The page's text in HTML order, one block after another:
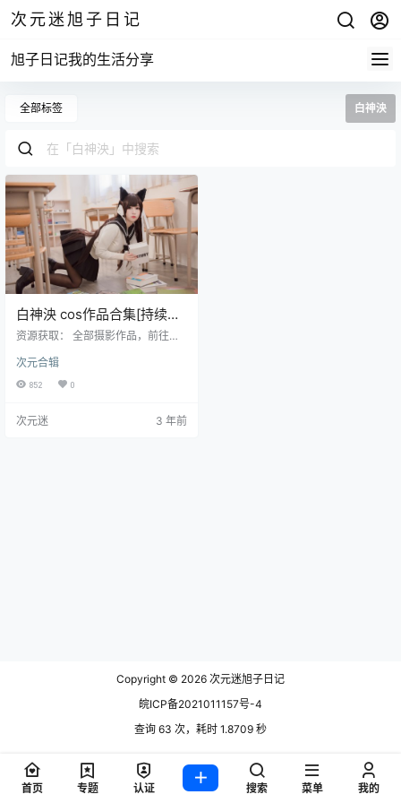
次元迷旭子日记
旭子日记我的生活分享
全部标签 白神泱
白神泱 cos作品合集[持续更
新]
资源获取： 全部摄影作品，前往获
一期给大家分享的cos作品是白神泱
的，她是台湾的一位妹子，她的作
的。 不管是身材还是颜值都是非常
次元合辑
852 0
次元迷 3 年前
Copyright © 2026 次元迷旭子日记
皖ICP备2021011157号-4
查询 63 次，耗时 1.8709 秒
首页 专题 认证 搜索 菜单 我的